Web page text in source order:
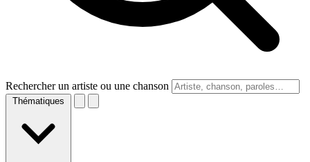
Rechercher un artiste ou une chanson
Thématiques